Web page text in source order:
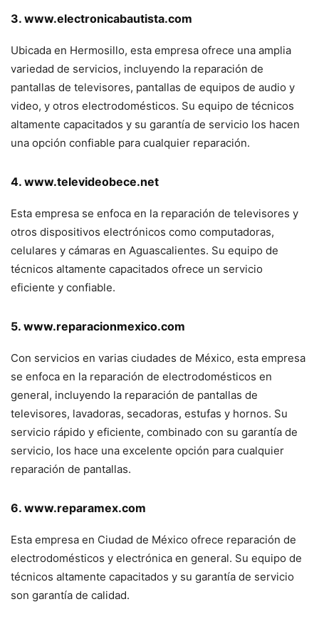
3. www.electronicabautista.com
Ubicada en Hermosillo, esta empresa ofrece una amplia
variedad de servicios, incluyendo la reparación de
pantallas de televisores, pantallas de equipos de audio y
video, y otros electrodomésticos. Su equipo de técnicos
altamente capacitados y su garantía de servicio los hacen
una opción confiable para cualquier reparación.
4. www.televideobece.net
Esta empresa se enfoca en la reparación de televisores y
otros dispositivos electrónicos como computadoras,
celulares y cámaras en Aguascalientes. Su equipo de
técnicos altamente capacitados ofrece un servicio
eficiente y confiable.
5. www.reparacionmexico.com
Con servicios en varias ciudades de México, esta empresa
se enfoca en la reparación de electrodomésticos en
general, incluyendo la reparación de pantallas de
televisores, lavadoras, secadoras, estufas y hornos. Su
servicio rápido y eficiente, combinado con su garantía de
servicio, los hace una excelente opción para cualquier
reparación de pantallas.
6. www.reparamex.com
Esta empresa en Ciudad de México ofrece reparación de
electrodomésticos y electrónica en general. Su equipo de
técnicos altamente capacitados y su garantía de servicio
son garantía de calidad.